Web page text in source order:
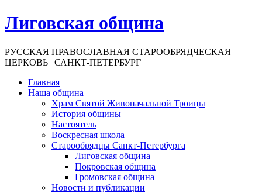
Лиговская община
РУССКАЯ ПРАВОСЛАВНАЯ СТАРООБРЯДЧЕСКАЯ
ЦЕРКОВЬ | САНКТ-ПЕТЕРБУРГ
Главная
Наша община
Храм Святой Живоначальной Троицы
История общины
Настоятель
Воскресная школа
Старообрядцы Санкт-Петербурга
Лиговская община
Покровская община
Громовская община
Новости и публикации